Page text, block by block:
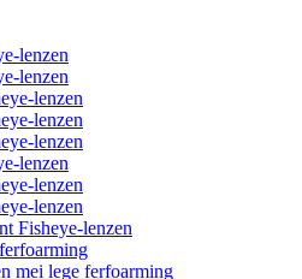
lenzen
lenzen
lenzen
lenzen
lenzen
lenzen
lenzen
lenzen
Fisheye-lenzen
mei lege ferfoarming